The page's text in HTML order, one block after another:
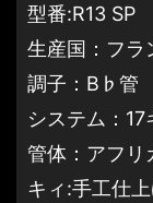
型番:R13 SP
生産国：フラ
調子：B♭管
システム：
管体：アフリ
キィ:手工仕